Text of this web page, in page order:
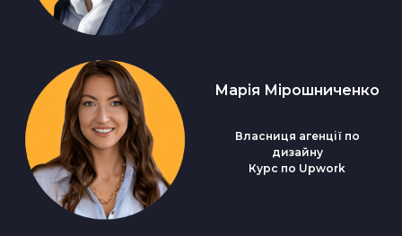
Марія Мірошниченко
Власниця агенції по
дизайну
Курс по Upwork